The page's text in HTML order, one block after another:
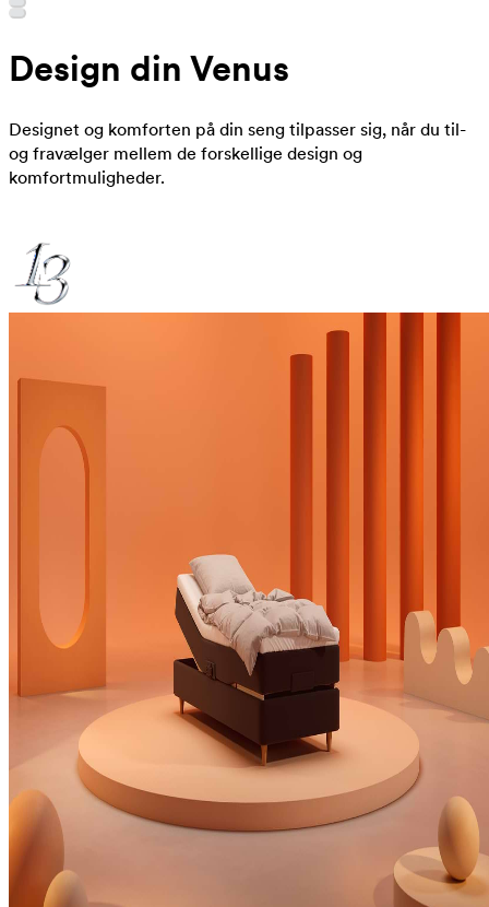
Design din Venus
Designet og komforten på din seng tilpasser sig, når du til-
og fravælger mellem de forskellige design og
komfortmuligheder.